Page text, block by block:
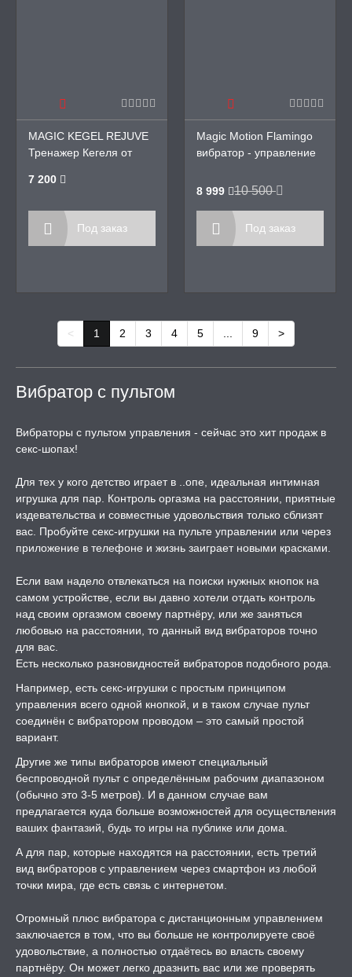
MAGIC KEGEL REJUVE
Тренажер Кегеля от
7 200
Под заказ
Magic Motion Flamingo
вибратор - управление
8 999
10 500
Под заказ
< 1 2 3 4 5 9 >
Вибратор с пультом
Вибраторы с пультом управления - сейчас это хит продаж в
секс-шопах!
Для тех у кого детство играет в ..опе, идеальная интимная
игрушка для пар. Контроль оргазма на расстоянии, приятные
издевательства и совместные удовольствия только сблизят
вас. Пробуйте секс-игрушки на пульте управлении или через
приложение в телефоне и жизнь заиграет новыми красками.
Если вам надело отвлекаться на поиски нужных кнопок на
самом устройстве, если вы давно хотели отдать контроль
над своим оргазмом своему партнёру, или же заняться
любовью на расстоянии, то данный вид вибраторов точно
для вас.
Есть несколько разновидностей вибраторов подобного рода.
Например, есть секс-игрушки с простым принципом
управления всего одной кнопкой, и в таком случае пульт
соединён с вибратором проводом – это самый простой
вариант.
Другие же типы вибраторов имеют специальный
беспроводной пульт с определённым рабочим диапазоном
(обычно это 3-5 метров). И в данном случае вам
предлагается куда больше возможностей для осуществления
ваших фантазий, будь то игры на публике или дома.
А для пар, которые находятся на расстоянии, есть третий
вид вибраторов с управлением через смартфон из любой
точки мира, где есть связь с интернетом.
Огромный плюс вибратора с дистанционным управлением
заключается в том, что вы больше не контролируете своё
удовольствие, а полностью отдаётесь во власть своему
партнёру. Он может легко дразнить вас или же проверять